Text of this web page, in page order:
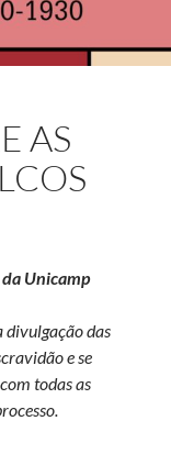
AS
Unicamp
divulgação das
e se
todas as
e os palcos